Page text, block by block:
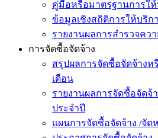
คู่มือหรือมาตรฐานการให้
ข้อมูลเชิงสถิติการให้บริก
รายงานผลการสำรวจคว
การจัดซื้อจัดจ้าง
สรุปผลการจัดซื้อจัดจ้างห
เดือน
รายงานผลการจัดซื้อจัดจ้
ประจำปี
แผนการจัดซื้อจัดจ้าง /จัด